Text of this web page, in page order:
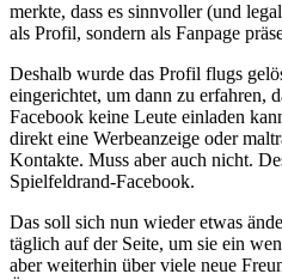
merkte, dass es sinnvoller (und
als Profil, sondern als Fanpage
Deshalb wurde das Profil flugs
eingerichtet, um dann zu erfahren,
Facebook keine Leute einladen
direkt eine Werbeanzeige oder
Kontakte. Muss aber auch nicht.
Spielfeldrand-Facebook.
Das soll sich nun wieder etwas
täglich auf der Seite, um sie ein
aber weiterhin über viele neue